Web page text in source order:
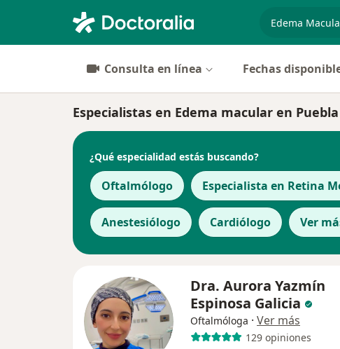
Consulta en línea Fechas
Especialistas en Edema macular en Puebla
¿Qué especialidad estás buscando?
Oftalmólogo Especialista en Retina
Anestesiólogo Cardiólogo Ver
Dra. Aurora Yazmín
Espinosa Galicia
Oftalmóloga · Ver más
129 opiniones